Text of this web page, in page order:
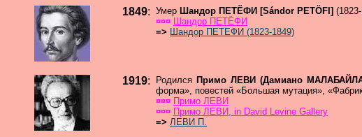
1849: Умер Шандор ПЕТЁФИ [Sándor PETÖFI]
¤¤¤
Шандор ПЕТЁФИ
=>
Шандор ПЕТЕФИ (1823-1849)
1919: Родился Примо ЛЕВИ (Дамиано
форма», повестей «Большая мутация»,
¤¤¤ Примо ЛЕВИ
¤¤¤ Примо ЛЕВИ, in David Levine Gallery
=> ЛЕВИ П.